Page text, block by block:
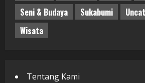
Seni & Budaya
Sukabumi
Wisata
Tentang Kami